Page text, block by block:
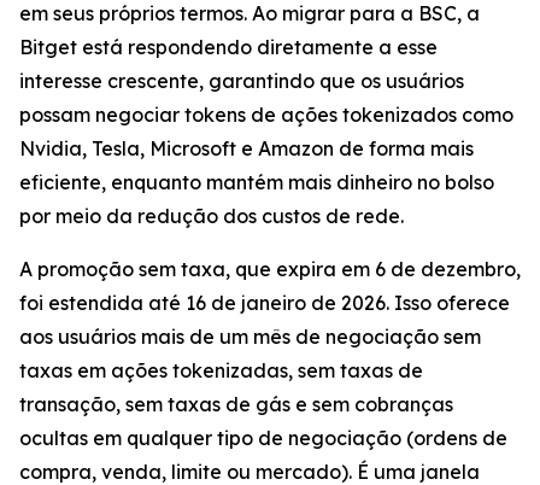
em seus próprios termos. Ao migrar para a BSC, a
Bitget está respondendo diretamente a esse
interesse crescente, garantindo que os usuários
possam negociar tokens de ações tokenizados como
Nvidia, Tesla, Microsoft e Amazon de forma mais
eficiente, enquanto mantém mais dinheiro no bolso
por meio da redução dos custos de rede.
A promoção sem taxa, que expira em 6 de dezembro,
foi estendida até 16 de janeiro de 2026. Isso oferece
aos usuários mais de um mês de negociação sem
taxas em ações tokenizadas, sem taxas de
transação, sem taxas de gás e sem cobranças
ocultas em qualquer tipo de negociação (ordens de
compra, venda, limite ou mercado). É uma janela